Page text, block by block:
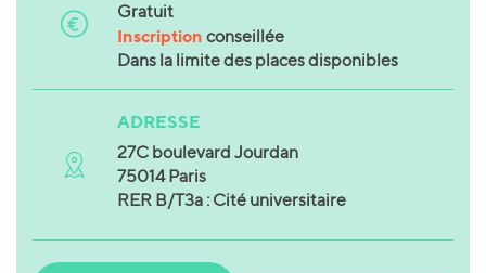
Gratuit
Inscription conseillée
Dans la limite des places disponibles
ADRESSE
27C boulevard Jourdan
75014 Paris
RER B/T3a : Cité universitaire